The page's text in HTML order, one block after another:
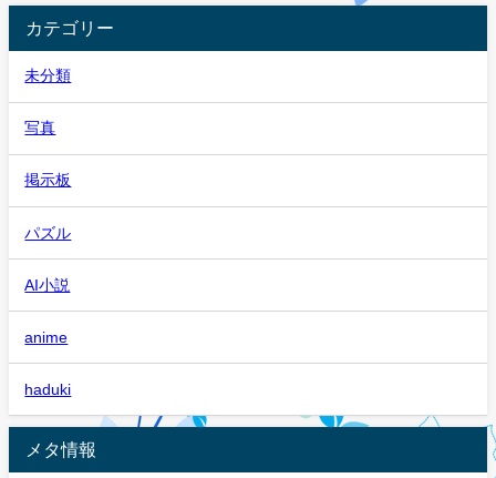
カテゴリー
未分類
写真
掲示板
パズル
AI小説
anime
haduki
メタ情報